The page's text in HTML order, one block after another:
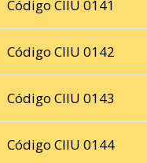
Código CIIU 0141
Código CIIU 0142
Código CIIU 0143
Código CIIU 0144